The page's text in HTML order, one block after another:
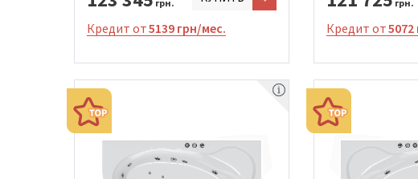
грн.
Кредит от5139 грн/мес.
грн.
Кредит от5072